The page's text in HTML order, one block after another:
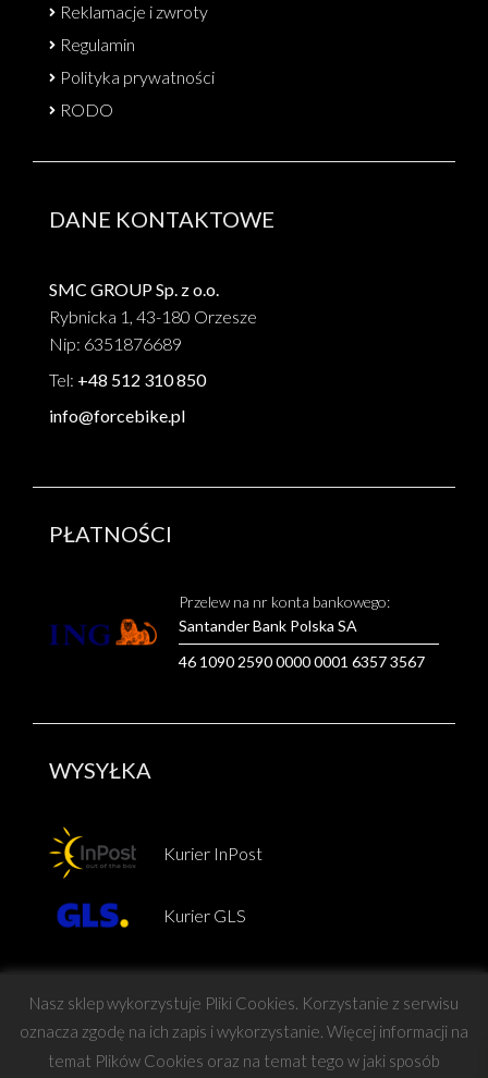
Reklamacje i zwroty
Regulamin
Polityka prywatności
RODO
DANE KONTAKTOWE
SMC GROUP Sp. z o.o.
Rybnicka 1, 43-180 Orzesze
Nip: 6351876689
Tel: +48 512 310 850
info@forcebike.pl
PŁATNOŚCI
Przelew na nr konta bankowego:
Santander Bank Polska SA
46 1090 2590 0000 0001 6357 3567
WYSYŁKA
Kurier InPost
Kurier GLS
Copyright © Force
Nasz sklep wykorzystuje Pliki Cookies. Korzystanie z serwisu
oznacza zgodę na ich zapis i wykorzystanie. Więcej informacji na
temat Plików Cookies oraz na temat tego w jaki sposób